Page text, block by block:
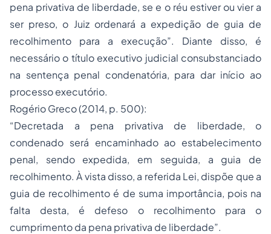
pena privativa de liberdade, se e o réu estiver ou vier a
ser preso, o Juiz ordenará a expedição de guia de
recolhimento para a execução”. Diante disso, é
necessário o título executivo judicial consubstanciado
na sentença penal condenatória, para dar início ao
processo executório.
Rogério Greco (2014, p. 500):
“Decretada a pena privativa de liberdade, o
condenado será encaminhado ao estabelecimento
penal, sendo expedida, em seguida, a guia de
recolhimento. À vista disso, a referida Lei, dispõe que a
guia de recolhimento é de suma importância, pois na
falta desta, é defeso o recolhimento para o
cumprimento da pena privativa de liberdade”.